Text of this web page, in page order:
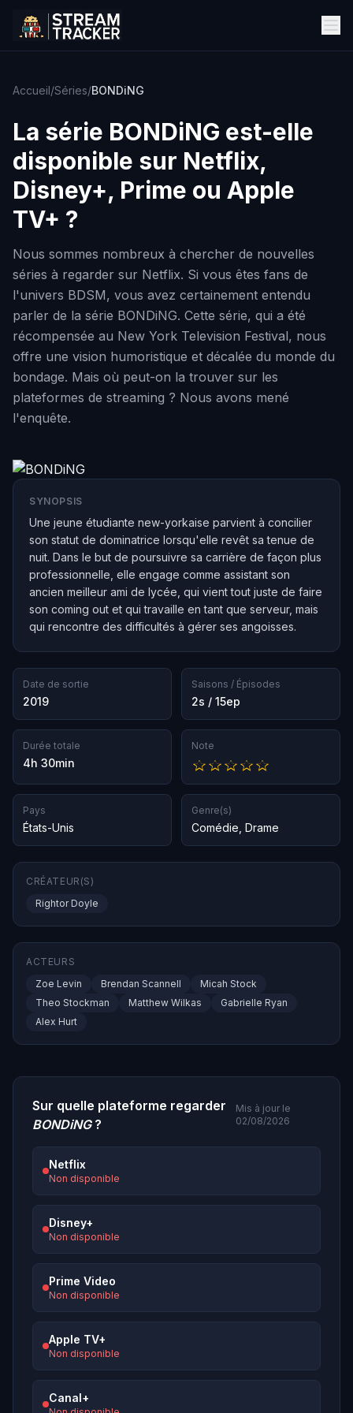
Accueil/Séries/BONDiNG
La série BONDiNG est-elle
disponible sur Netflix,
Disney+, Prime ou Apple
TV+ ?
Nous sommes nombreux à chercher de nouvelles
séries à regarder sur Netflix. Si vous êtes fans de
l'univers BDSM, vous avez certainement entendu
parler de la série BONDiNG. Cette série, qui a été
récompensée au New York Television Festival, nous
offre une vision humoristique et décalée du monde du
bondage. Mais où peut-on la trouver sur les
plateformes de streaming ? Nous avons mené
l'enquête.
SYNOPSIS
Une jeune étudiante new-yorkaise parvient à concilier
son statut de dominatrice lorsqu'elle revêt sa tenue de
nuit. Dans le but de poursuivre sa carrière de façon plus
professionnelle, elle engage comme assistant son
ancien meilleur ami de lycée, qui vient tout juste de faire
son coming out et qui travaille en tant que serveur, mais
qui rencontre des difficultés à gérer ses angoisses.
Date de sortie
2019
Saisons / Épisodes
2s / 15ep
Durée totale
4h 30min
Note
Pays
États-Unis
Genre(s)
Comédie Drame
CRÉATEUR(S)
Rightor Doyle
ACTEURS
Zoe Levin
Brendan Scannell
Micah Stock
Theo Stockman
Matthew Wilkas
Gabrielle Ryan
Alex Hurt
Sur quelle plateforme regarder
BONDiNG?
Mis à jour le
02/08/2026
Netflix
Non disponible
Disney+
Non disponible
Prime Video
Non disponible
Apple TV+
Non disponible
Canal+